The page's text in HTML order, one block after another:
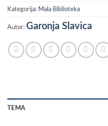
Kategorija: Mala Biblioteka
Autor: Garonja Slavica
TEMA